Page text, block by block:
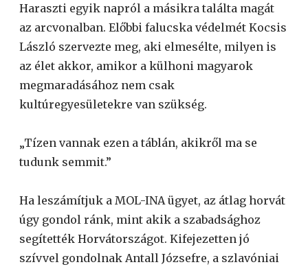
Haraszti egyik napról a másikra találta magát
az arcvonalban. Előbbi falucska védelmét Kocsis
László szervezte meg, aki elmesélte, milyen is
az élet akkor, amikor a külhoni magyarok
megmaradásához nem csak
kultúregyesületekre van szükség.
„Tízen vannak ezen a táblán, akikről ma se
tudunk semmit.”
Ha leszámítjuk a MOL-INA ügyet, az átlag horvát
úgy gondol ránk, mint akik a szabadsághoz
segítették Horvátországot. Kifejezetten jó
szívvel gondolnak Antall Józsefre, a szlavóniai